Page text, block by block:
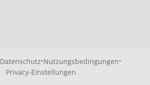
Datenschutz·Nutzungsbedingungen·
Privacy-Einstellungen